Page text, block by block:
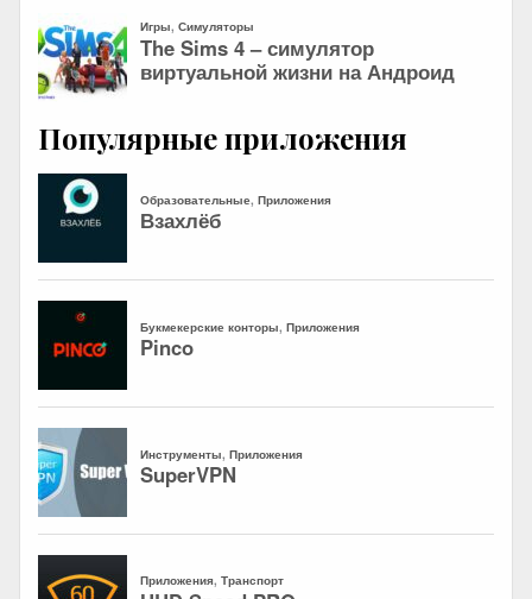
Популярные приложения